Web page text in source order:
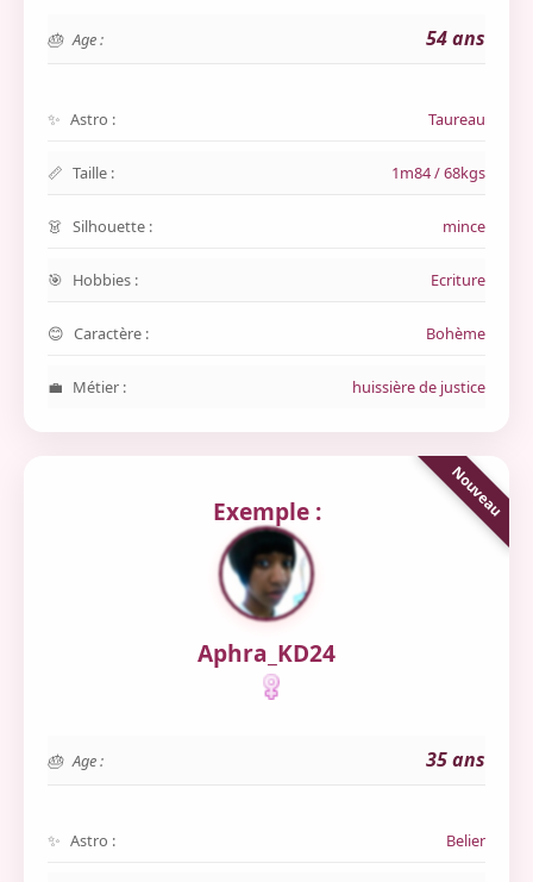
Age : 54 ans
Astro : Taureau
Taille : 1m84 / 68kgs
Silhouette : mince
Hobbies : Ecriture
Caractère : Bohème
Métier : huissière de justice
Exemple :
Aphra_KD24
Age : 35 ans
Astro : Belier